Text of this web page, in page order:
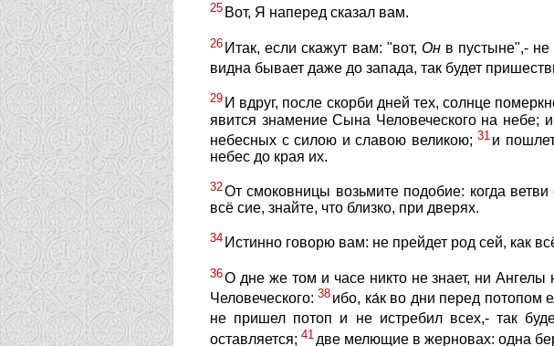
25 Вот, Я наперед сказал вам.
26 Итак, если скажут вам: "вот, Онв пустыне",- не
видна бывает даже до запада, так будет
29 И вдруг, после скорби дней тех, солнце
явится знамение Сына Человеческого на небе;
небесных с силою и славою великою;31 и
небес до края их.
32От смоковницы возьмите подобие: когда ветви
всё сие, знайте, что близко, при дверях.
34 Истинно говорю вам: не прейдет род сей, как
36О дне же том и часе никто не знает, ни
Человеческого:38 ибо, ка́к во дни перед потопом
не пришел потоп и не истребил всех,- так
оставляется; 41 две мелющие в жерновах: одна